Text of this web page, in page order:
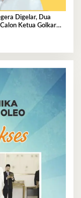
Digelar, Dua
Ketua Golkar